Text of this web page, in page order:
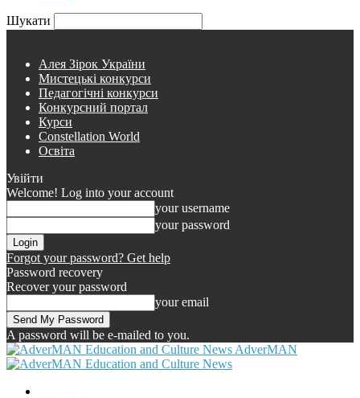
Шукати
Алея Зірок України
Мистецькі конкурси
Педагогічні конкурси
Конкурсний портал
Курси
Constellation World
Освіта
Увійти
Welcome! Log into your account
your username
your password
Forgot your password? Get help
Password recovery
Recover your password
your email
A password will be e-mailed to you.
AdverMAN